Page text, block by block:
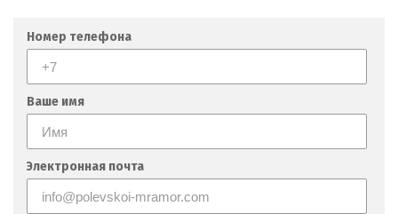
Номер телефона
Ваше имя
Электронная почта